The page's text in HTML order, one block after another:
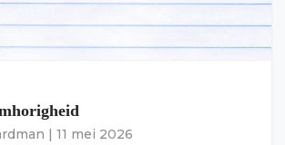
11 mei 2026